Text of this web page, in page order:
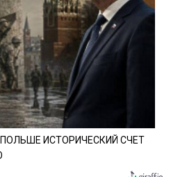
ИСТОРИЧЕСКИЙ СЧЕТ